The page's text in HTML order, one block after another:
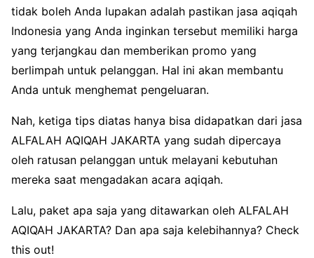
tidak boleh Anda lupakan adalah pastikan jasa aqiqah
Indonesia yang Anda inginkan tersebut memiliki harga
yang terjangkau dan memberikan promo yang
berlimpah untuk pelanggan. Hal ini akan membantu
Anda untuk menghemat pengeluaran.
Nah, ketiga tips diatas hanya bisa didapatkan dari jasa
ALFALAH AQIQAH JAKARTA yang sudah dipercaya
oleh ratusan pelanggan untuk melayani kebutuhan
mereka saat mengadakan acara aqiqah.
Lalu, paket apa saja yang ditawarkan oleh ALFALAH
AQIQAH JAKARTA? Dan apa saja kelebihannya? Check
this out!